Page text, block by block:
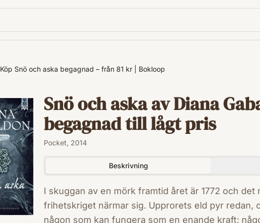
Köp Snö och aska begagnad – från 81 kr | Bokloop
Snö och aska av Diana
begagnad till lågt pris
Pocket, 2014
Beskrivning
I skuggan av en mörk framtid året är 1772 och det nordamerikanska
frihetskriget närmar sig. Upprorets eld pyr redan,
någon som kan fungera som en enande kraft;